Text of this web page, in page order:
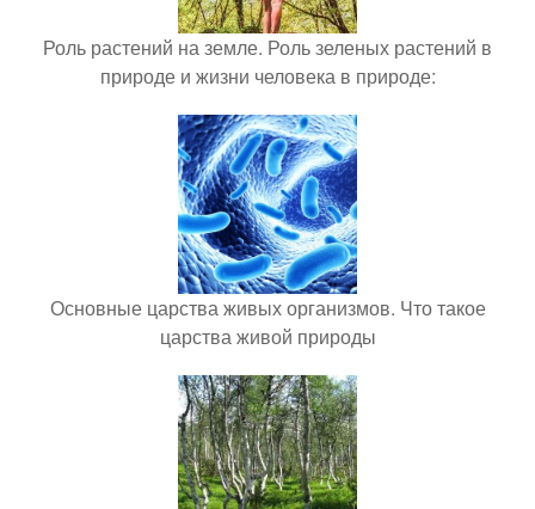
Роль растений на земле. Роль зеленых растений в
природе и жизни человека в природе:
Основные царства живых организмов. Что такое
царства живой природы